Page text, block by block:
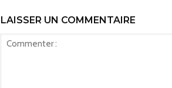
LAISSER UN COMMENTAIRE